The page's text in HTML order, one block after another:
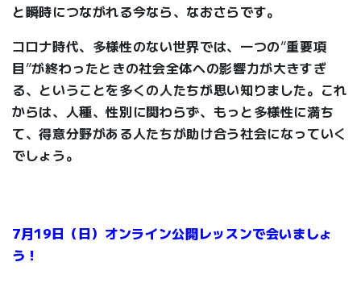
と瞬時につながれる今なら、なおさらです。
コロナ時代、多様性のない世界では、一つの“重要項
目”が終わったときの社会全体への影響力が大きすぎ
る、ということを多くの人たちが思い知りました。これ
からは、人種、性別に関わらず、もっと多様性に満ち
て、得意分野がある人たちが助け合う社会になっていく
でしょう。
7月19日（日）オンライン公開レッスンで会いましょ
う！